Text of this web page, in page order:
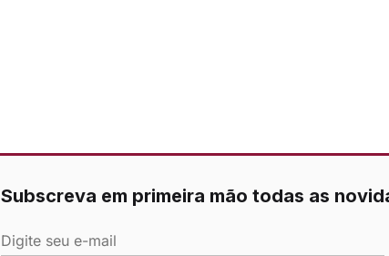
Subscreva em primeira mão todas as
Digite seu e-mail